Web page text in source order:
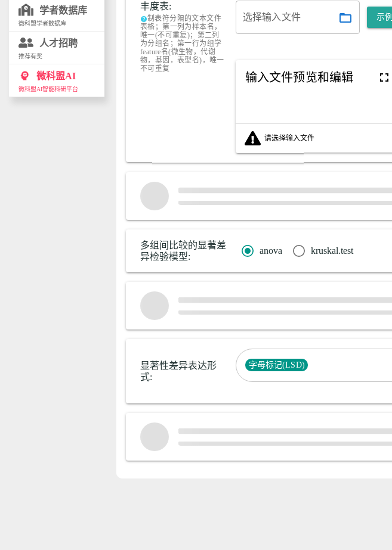
学者数据库
微科盟学者数据库
人才招聘
推荐有奖
psychology 微科盟AI
微科盟AI智能科研平台
丰度表:
help制表符分隔的文本文件
表格；第一列为样本名，
唯一(不可重复)；第二列
为分组名；第一行为组学
feature名(微生物，代谢
物，基因，表型名)，唯一
不可重复
选择输入文件 folder_open 示例
输入文件预览和编辑 fullscreen
请选择输入文件
多组间比较的显著差
异检验模型:
anova kruskal.test
显著性差异表达形
式:
字母标记(LSD)